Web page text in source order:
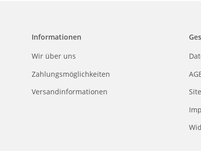
Informationen
Wir über uns
Zahlungsmöglichkeiten
Versandinformationen